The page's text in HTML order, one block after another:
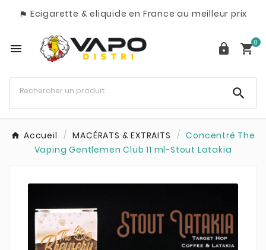
 Ecigarette & eliquide en France au meilleur prix
  0

Accueil MACÉRATS & EXTRAITS
Concentré The
Vaping Gentlemen Club 11 ml-Stout Latakia